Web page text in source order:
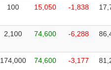
100 15,050 -1,838
2,100 74,600 -6,288
174,000 74,600 -3,177